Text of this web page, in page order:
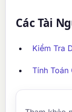
Các Tài
Kiểm Tra
Tính Toán